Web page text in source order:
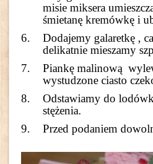
misie miksera
śmietanę kremówkę i
Dodajemy galaretkę ,
delikatnie mieszamy
Piankę malinową
wystudzone ciasto
Odstawiamy do
stężenia.
Przed podaniem